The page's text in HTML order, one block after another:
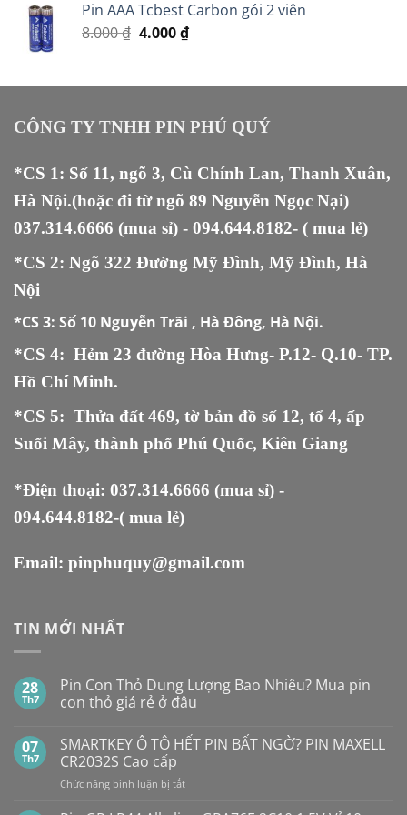
Pin AAA Tcbest Carbon gói 2 viên
8.000₫ Giá
8.000 ₫.
4.000₫Giá
là:
CÔNG TY TNHH PIN PHÚ QUÝ
*CS 1: Số 11, ngõ 3, Cù Chính Lan, Thanh Xuân,
Hà Nội.(hoặc đi từ ngõ 89 Nguyễn Ngọc Nại)
037.314.6666 (mua sỉ) - 094.644.8182- ( mua lẻ)
*CS 2: Ngõ 322 Đường Mỹ Đình, Mỹ Đình, Hà
Nội
*CS 3: Số 10 Nguyễn Trãi , Hà Đông, Hà Nội.
*CS 4: Hẻm 23 đường Hòa Hưng- P.12- Q.10- TP.
Hồ Chí Minh.
*CS 5: Thửa đất 469, tờ bản đồ số 12, tổ 4, ấp
Suối Mây, thành phố Phú Quốc, Kiên Giang
*Điện thoại: 037.314.6666 (mua sỉ) -
094.644.8182-( mua lẻ)
Email: pinphuquy@gmail.com
TIN MỚI NHẤT
28
Th7
Pin Con Thỏ Dung Lượng Bao Nhiêu? Mua pin
con thỏ giá rẻ ở đâu
bình
luận
ở
Pin
Con
07
Th7
SMARTKEY Ô TÔ HẾT PIN BẤT NGỜ? PIN MAXELL
CR2032S Cao cấp
Chức năng bình luận bị tắtở